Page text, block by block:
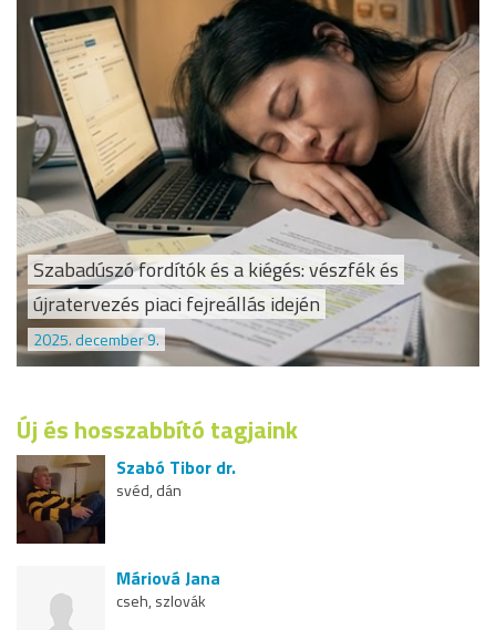
Szabadúszó fordítók és a kiégés: vészfék és
újratervezés piaci fejreállás idején
2025. december 9.
Új és hosszabbító tagjaink
Szabó Tibor dr.
svéd, dán
Máriová Jana
cseh, szlovák